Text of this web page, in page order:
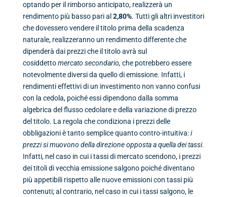
optando per il rimborso anticipato, realizzerà un
rendimento più basso pari al 2,80%. Tutti gli altri investitori
che dovessero vendere il titolo prima della scadenza
naturale, realizzeranno un rendimento differente che
dipenderà dai prezzi che il titolo avrà sul
cosiddettomercato secondario, che potrebbero essere
notevolmente diversi da quello di emissione. Infatti, i
rendimenti effettivi di un investimento non vanno confusi
con la cedola, poiché essi dipendono dalla somma
algebrica del flusso cedolare e della variazione di prezzo
del titolo. La regola che condiziona i prezzi delle
obbligazioni è tanto semplice quanto contro-intuitiva:i
prezzi si muovono della direzione opposta a quella dei tassi.
Infatti, nel caso in cui i tassi di mercato scendono, i prezzi
dei titoli di vecchia emissione salgono poiché diventano
più appetibili rispetto alle nuove emissioni con tassi più
contenuti; al contrario, nel caso in cui i tassi salgono, le